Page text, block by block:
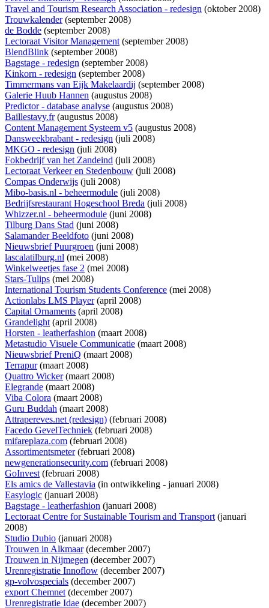
Travel and Tourism Research Association - redesign (oktober 2008)
Trouwkalender(september 2008)
de Bodde (september 2008)
Lectoraat Visitor Management(september 2008)
BlendBlink (september 2008)
Bagstage - redesign (september 2008)
Kinkorn - redesign (september 2008)
Timmermans van Eijk Makelaardij (september 2008)
Galerie Huub Hannen (augustus 2008)
Predictor - database analyse (augustus 2008)
Baillestavy.fr(augustus 2008)
Content Management Systeem v5 (augustus 2008)
Dansweekbrabant - redesign (juli 2008)
MKGO - redesign (juli 2008)
Fokbedrijf van het Zandeind (juli 2008)
Lectoraat Verkeer en Stedenbouw (juli 2008)
Compas Onderwijs (juli 2008)
Mibo-basis.nl - beheermodule (juli 2008)
Bedrijfsrestaurant Hogeschool Breda (juli 2008)
Whizzer.nl - beheermodule (juni 2008)
Tilburg Dans Stad (juni 2008)
Salamander Beeldfoto (juni 2008)
Nieuwsbrief Puurgroen (juni 2008)
lascalatilburg.nl (mei 2008)
Winkelweetjes fase 2 (mei 2008)
Stars-Tulips (mei 2008)
International Tourism Students Conference (mei 2008)
Actionlabs LMS Player(april 2008)
Capital Ornaments (april 2008)
Grandelight(april 2008)
Horsten - leatherfashion (maart 2008)
Metastudio Visuele Communicatie (maart 2008)
Nieuwsbrief PreniQ (maart 2008)
Terrapur(maart 2008)
Quattro Wicker(maart 2008)
Elegrande (maart 2008)
Viba Colora (maart 2008)
Guru Buddah (maart 2008)
Attrapereves.net (redesign) (februari 2008)
Facedo GevelTechniek (februari 2008)
mifareplaza.com (februari 2008)
Assortimentsmeter(februari 2008)
newgenerationsecurity.com (februari 2008)
GoInvest(februari 2008)
Els amics de Vallestavia (in ontwikkeling - januari 2008)
Easylogic (januari 2008)
Bagstage - leatherfashion (januari 2008)
Lectoraat Centre for Sustainable Tourism and Transport(januari
2008)
Studio Dubio (januari 2008)
Trouwen in Alkmaar(december 2007)
Trouwen in Nijmegen (december 2007)
Urenregistratie Innoflow (december 2007)
gp-volvospecials (december 2007)
export Chemnet(december 2007)
Urenregistratie Idae (december 2007)